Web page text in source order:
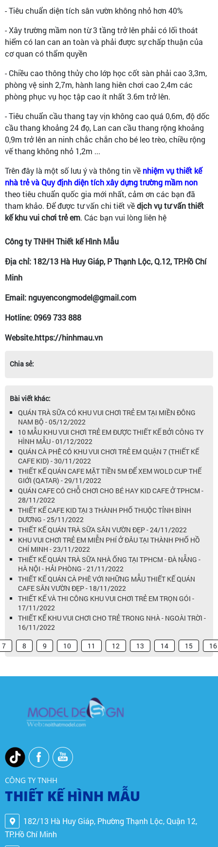
- Tiêu chuẩn diện tích sân vườn không nhỏ hơn 40%
- Xây trường mầm non từ 3 tầng trở lên phải có lối thoát
hiểm có lan can an toàn và phải được sự chấp thuận của
cơ quan có thẩm quyền
- Chiều cao thông thủy cho lớp học cốt sàn phải cao 3,3m,
phòng vệ sinh 2,7m, hành lang hiên chơi cao 2,4m các
phòng phục vụ học tập cao ít nhất 3.6m trở lên.
- Tiêu chuẩn cầu thang tay vịn không cao quá 0,6m, độ dốc
cầu thang khoảng 24 đọ, Lan can cầu thang rộng khoảng
0,9m trở lên an ninh chắc chắn cho bé leo trèo, chiều rộng
vế thang không nhỏ 1,2m ...
Trên đây là một số lưu ý và thông tin về nhiệm vụ thiết kế
nhà trẻ và Quy định diện tích xây dựng trường mầm non
theo tiêu chuẩn quốc gia mới nhất, cảm ơn các bạn đã
tham khảo. Để được tư vấn chi tiết vềdịch vụ tư vấn thiết
kế khu vui chơi trẻ em. Các bạn vui lòng liên hệ
Công ty TNHH Thiết kế Hình Mẫu
Địa chỉ: 182/13 Hà Huy Giáp, P Thạnh Lộc, Q.12, TP.Hồ Chí
Minh
Email: nguyencongmodel@gmail.com
Hotline: 0969 733 888
Website.https://hinhmau.vn
Chia sẻ:
Bài viết khác:
QUÁN TRÀ SỮA CÓ KHU VUI CHƠI TRẺ EM TẠI MIỀN ĐÔNG
NAM BỘ - 05/12/2022
10 MẪU KHU VUI CHƠI TRẺ EM ĐƯỢC THIẾT KẾ BỞI CÔNG TY
HÌNH MẪU - 01/12/2022
QUÁN CÀ PHÊ CÓ KHU VUI CHƠI TRẺ EM QUẬN 7 (THIẾT KẾ
CAFE KID) - 30/11/2022
THIẾT KẾ QUÁN CAFE MẶT TIỀN 5M ĐỂ XEM WOLD CUP THẾ
GIỚI (QATAR) - 29/11/2022
QUÁN CAFE CÓ CHỖ CHƠI CHO BÉ HAY KID CAFE Ở TPHCM -
28/11/2022
THIẾT KẾ CAFE KID TẠI 3 THÀNH PHỐ THUỘC TỈNH BÌNH
DƯƠNG - 25/11/2022
THIẾT KẾ QUÁN TRÀ SỮA SÂN VƯỜN ĐẸP - 24/11/2022
KHU VUI CHƠI TRẺ EM MIỄN PHÍ Ở ĐÂU TẠI THÀNH PHỐ HỒ
CHÍ MINH - 23/11/2022
THIẾT KẾ QUÁN TRÀ SỮA NHÀ ỐNG TẠI TPHCM - ĐÀ NẴNG -
HÀ NỘI - HẢI PHÒNG - 21/11/2022
THIẾT KẾ QUÁN CÀ PHÊ VỚI NHỮNG MẪU THIẾT KẾ QUÁN
CAFE SÂN VƯỜN ĐẸP - 18/11/2022
THIẾT KẾ VÀ THI CÔNG KHU VUI CHƠI TRẺ EM TRỌN GÓI -
17/11/2022
THIẾT KẾ KHU VUI CHƠI CHO TRẺ TRONG NHÀ - NGOÀI TRỜI -
16/11/2022
7 8 9 10 11 12 13 14 15 16
CÔNG TY TNHH
THIẾT KẾ HÌNH MẪU
182/13 Hà Huy Giáp, Phường Thạnh Lộc, Quận 12,
TP.Hồ Chí Minh